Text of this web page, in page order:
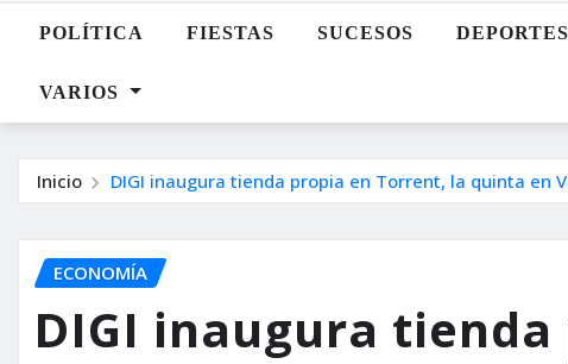
POLÍTICA FIESTAS SUCESOS DEPORTES
VARIOS
Inicio DIGI inaugura tienda propia en Torrent, la quinta en
ECONOMÍA
DIGI inaugura